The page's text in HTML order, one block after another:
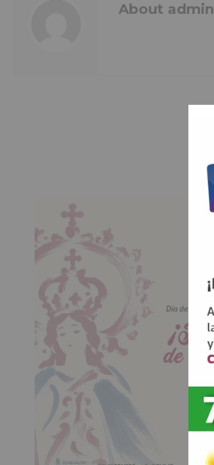
About admin